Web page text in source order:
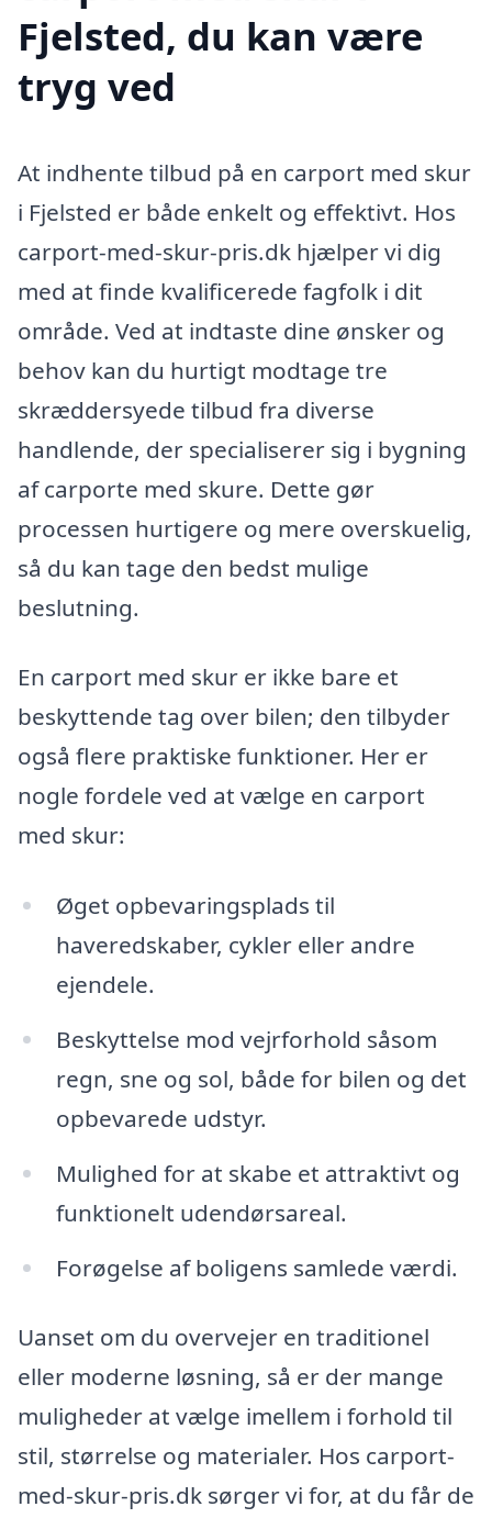
Fjelsted, du kan være
tryg ved
At indhente tilbud på en carport med skur
i Fjelsted er både enkelt og effektivt. Hos
carport-med-skur-pris.dk hjælper vi dig
med at finde kvalificerede fagfolk i dit
område. Ved at indtaste dine ønsker og
behov kan du hurtigt modtage tre
skræddersyede tilbud fra diverse
handlende, der specialiserer sig i bygning
af carporte med skure. Dette gør
processen hurtigere og mere overskuelig,
så du kan tage den bedst mulige
beslutning.
En carport med skur er ikke bare et
beskyttende tag over bilen; den tilbyder
også flere praktiske funktioner. Her er
nogle fordele ved at vælge en carport
med skur:
Øget opbevaringsplads til
haveredskaber, cykler eller andre
ejendele.
Beskyttelse mod vejrforhold såsom
regn, sne og sol, både for bilen og det
opbevarede udstyr.
Mulighed for at skabe et attraktivt og
funktionelt udendørsareal.
Forøgelse af boligens samlede værdi.
Uanset om du overvejer en traditionel
eller moderne løsning, så er der mange
muligheder at vælge imellem i forhold til
stil, størrelse og materialer. Hos carport-
med-skur-pris.dk sørger vi for, at du får de